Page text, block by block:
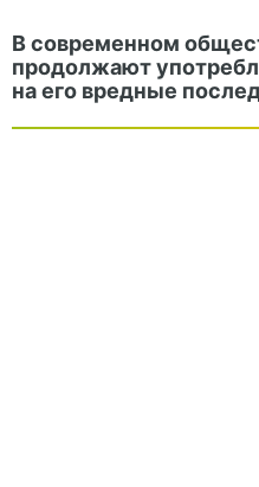
В современном
продолжают
на его вредные